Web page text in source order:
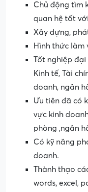
Chủ động tìm
quan hệ tốt
Xây dựng,
Hình thức làm
Tốt nghiệp đại
Kinh tế, Tài
doanh, ngân
Ưu tiên đã có
vực kinh
phòng ,ngân
Có kỹ năng
doanh.
Thành thạo
words, excel,